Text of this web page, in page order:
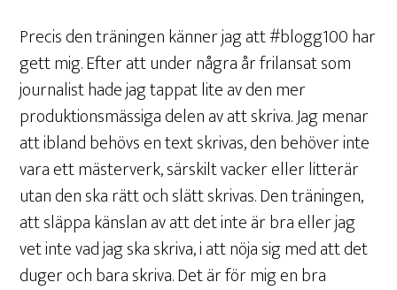
Precis den träningen känner jag att #blogg100 har
gett mig. Efter att under några år frilansat som
journalist hade jag tappat lite av den mer
produktionsmässiga delen av att skriva. Jag menar
att ibland behövs en text skrivas, den behöver inte
vara ett mästerverk, särskilt vacker eller litterär
utan den ska rätt och slätt skrivas. Den träningen,
att släppa känslan av att det inte är bra eller jag
vet inte vad jag ska skriva, i att nöja sig med att det
duger och bara skriva. Det är för mig en bra